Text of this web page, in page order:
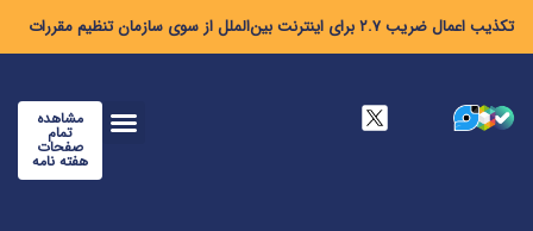
تکذیب اعمال ضریب ۲.۷ برای اینترنت بین‌الملل از سوی سازمان تنظیم مقررات
مشاهده
تمام
صفحات
هفته نامه